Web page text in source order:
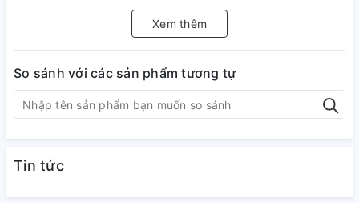
Xem thêm
So sánh với các sản phẩm tương tự
Tin tức